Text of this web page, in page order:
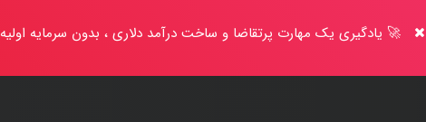
🚀 یادگیری یک مهارت پرتقاضا و ساخت درآمد دلاری ، بدون سرمایه اولیه